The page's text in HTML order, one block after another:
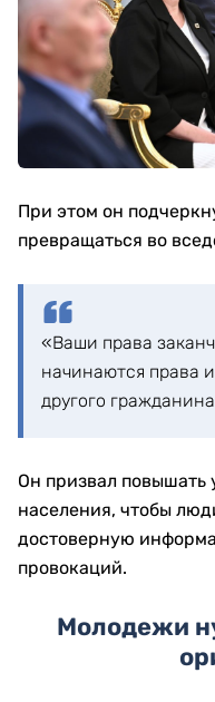
При этом он
превращаться во
«Ваши права
начинаются права
другого
Он призвал повышать
населения, чтобы
достоверную
провокаций.
Молодежи